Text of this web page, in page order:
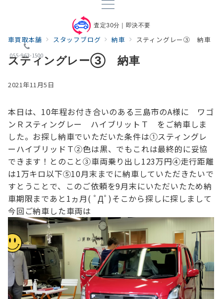
査定30分｜即決不要
055-963-1500
車買取本舗 スタッフブログ 納車 スティングレー③ 納車
スティングレー③ 納車
2021年11月5日
本日は、10年程お付き合いのある三島市のA様に ワゴ
ンＲスティングレー ハイブリットＴ をご納車しま
した。 お探し納車でいただいた条件は①スティングレ
ーハイブリッドＴ②色は黒、でもこれは最終的に妥協
できます！とのこと③車両乗り出し123万円④走行距離
は1万キロ以下⑤10月末までに納車していただきたいで
す とうことで、このご依頼を9月末にいただいたため納
車期限まであと1ヵ月( ﾟДﾟ)そこから探しに探しまして
今回ご納車した車両は